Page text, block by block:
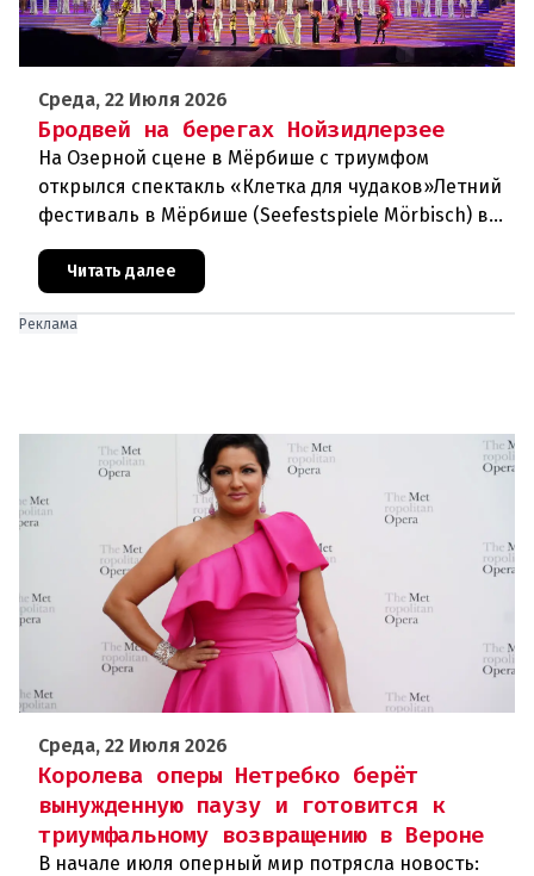
Среда, 22 Июля 2026
Бродвей на берегах Нойзидлерзее
На Озерной сцене в Мёрбише с триумфом
открылся спектакль «Клетка для чудаков»Летний
фестиваль в Мёрбише (Seefestspiele Mörbisch) в
очередной раз подтвердил свой
статусэкспериментальной и прогрессивной
Читать далее
Реклама
Среда, 22 Июля 2026
Королева оперы Нетребко берёт
вынужденную паузу и готовится к
триумфальному возвращению в Вероне
В начале июля оперный мир потрясла новость: